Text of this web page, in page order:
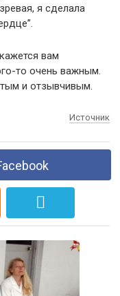
я сделала
вам
то очень важным.
и отзывчивым.
Источник